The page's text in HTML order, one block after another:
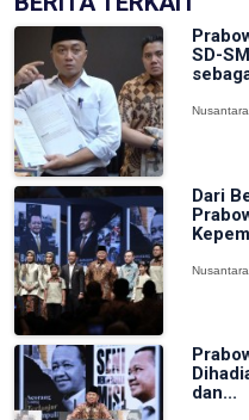
SD-
Dari
dan...